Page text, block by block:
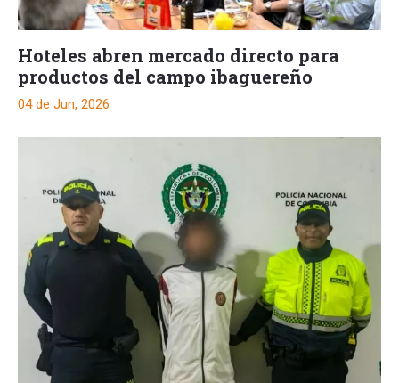
Hoteles abren mercado directo para
productos del campo ibaguereño
04 de Jun, 2026